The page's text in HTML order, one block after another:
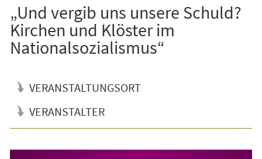
„Und vergib uns unsere Schuld?
Kirchen und Klöster im
Nationalsozialismus“
VERANSTALTUNGSORT
VERANSTALTER